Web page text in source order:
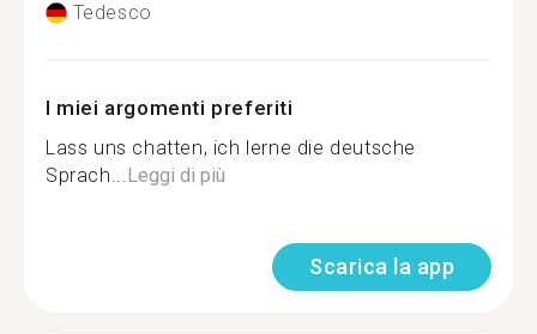
Tedesco
I miei argomenti preferiti
Lass uns chatten, ich lerne die deutsche
Sprach...Leggi di più
Scarica la app